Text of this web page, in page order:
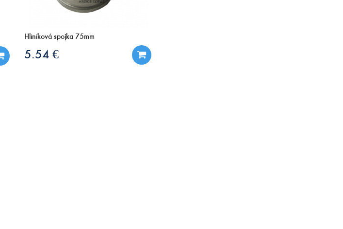
Hliníková spojka 75mm
5.54 €